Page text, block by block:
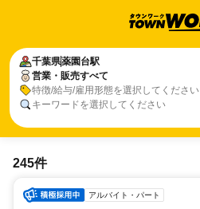
千葉県薬園台駅
営業・販売すべて
特徴/給与/雇用形態を選択してください
キーワードを選択してください
245件
アルバイト・パート